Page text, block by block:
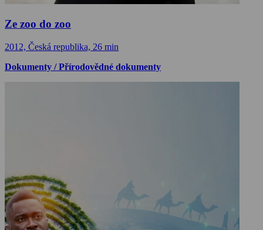
Ze zoo do zoo
2012, Česká republika, 26 min
Dokumenty / Přírodovědné dokumenty